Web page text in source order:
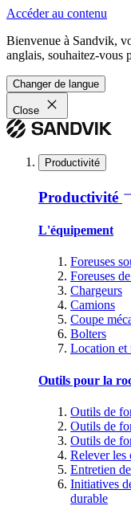
Accéder au contenu
Bienvenue à Sandvik,
anglais, souhaitez-vous
Changer de langue
Close
Productivité
Productivité
L'équipement
Foreuses
Foreuses
Chargeurs
Camions
Coupe
Bolters
Location et
Outils pour la
Outils de
Outils de
Outils de
Relever les
Entretien
Initiatives
durable